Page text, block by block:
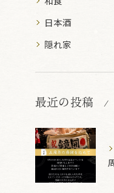
日本酒
隠れ家
最近の投稿